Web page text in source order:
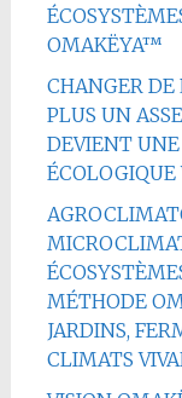
OMAKËYA™
CHANGER DE
PLUS UN
DEVIENT
ÉCOLOGIQUE
MÉTHODE
JARDINS,
CLIMATS